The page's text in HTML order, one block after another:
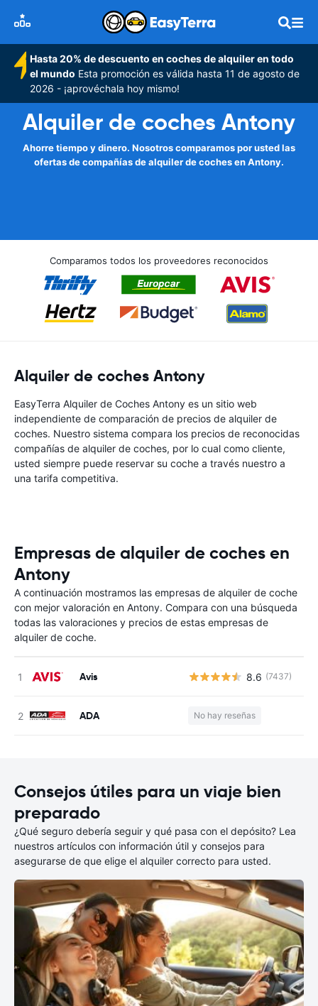
Hasta 20% de descuento en coches de alquiler en todo
el mundo Esta promoción es válida hasta 11 de agosto de
2026 - ¡aprovéchala hoy mismo!
Alquiler de coches Antony
Ahorre tiempo y dinero. Nosotros comparamos por usted las
ofertas de compañías de alquiler de coches en Antony.
Comparamos todos los proveedores reconocidos
Alquiler de coches Antony
EasyTerra Alquiler de Coches Antony es un sitio web
independiente de comparación de precios de alquiler de
coches. Nuestro sistema compara los precios de reconocidas
compañías de alquiler de coches, por lo cual como cliente,
usted siempre puede reservar su coche a través nuestro a
una tarifa competitiva.
Empresas de alquiler de coches en
Antony
A continuación mostramos las empresas de alquiler de coche
con mejor valoración en Antony. Compara con una búsqueda
todas las valoraciones y precios de estas empresas de
alquiler de coche.
Avis 8.6 (7437)
ADA No hay reseñas
Consejos útiles para un viaje bien
preparado
¿Qué seguro debería seguir y qué pasa con el depósito? Lea
nuestros artículos con información útil y consejos para
asegurarse de que elige el alquiler correcto para usted.